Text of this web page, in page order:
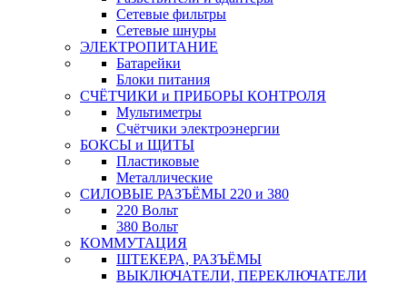
Сетевые фильтры
Сетевые шнуры
ЭЛЕКТРОПИТАНИЕ
Батарейки
Блоки питания
СЧЁТЧИКИ и ПРИБОРЫ КОНТРОЛЯ
Мультиметры
Счётчики электроэнергии
БОКСЫ и ЩИТЫ
Пластиковые
Металлические
СИЛОВЫЕ РАЗЪЁМЫ 220 и 380
220 Вольт
380 Вольт
КОММУТАЦИЯ
ШТЕКЕРА, РАЗЪЁМЫ
ВЫКЛЮЧАТЕЛИ, ПЕРЕКЛЮЧАТЕЛИ